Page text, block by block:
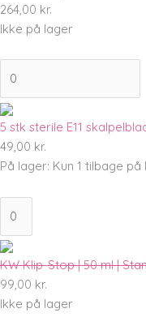
264,00 kr.
Ikke på lager
5 stk sterile E11
49,00 kr.
På lager: Kun 1 tilbage på
KW Klip-Stop | 50 ml |
99,00 kr.
Ikke på lager